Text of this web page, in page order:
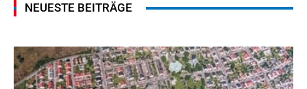
NEUESTE BEITRÄGE